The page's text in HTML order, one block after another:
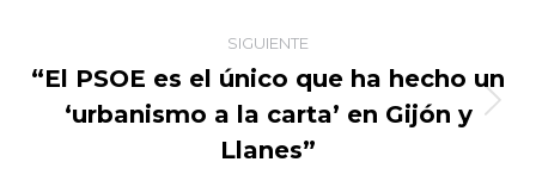
SIGUIENTE
Publicación
siguiente:
“El PSOE es el único que ha hecho un
‘urbanismo a la carta’ en Gijón y
Llanes”